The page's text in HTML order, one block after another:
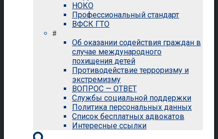
НОКО
Профессиональный стандарт
ВФСК ГТО
#
Об оказании содействия граждан в
случае международного
похищения детей
Противодействие терроризму и
экстремизму
ВОПРОС — ОТВЕТ
Службы социальной поддержки
Политика персональных данных
Список бесплатных адвокатов
Интересные ссылки